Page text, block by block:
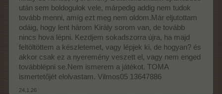
után sem boldogulok vele, márpedig addig nem tudok
tovább menni, amíg ezt meg nem oldom.Már eljutottam
odáig, hogy lent három Király sorom van, de tovább
nincs hova lépni. Kezdjem sokadszorra újra, ha majd
feltöltöttem a készletemet, vagy lépjek ki, de hogyan? és
akkor csak ez a nyeremény veszett el, vagy nem enged
továbblépni se.Nem ismerem a játékot. TOMA
ismertetőjét elolvastam. Vilmos05 13647886
24.1.26